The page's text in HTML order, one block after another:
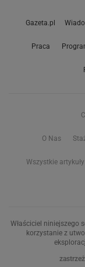
Gazeta.pl
Praca
O Nas
Wszystkie artykuły
Właściciel niniejszego
korzystanie z